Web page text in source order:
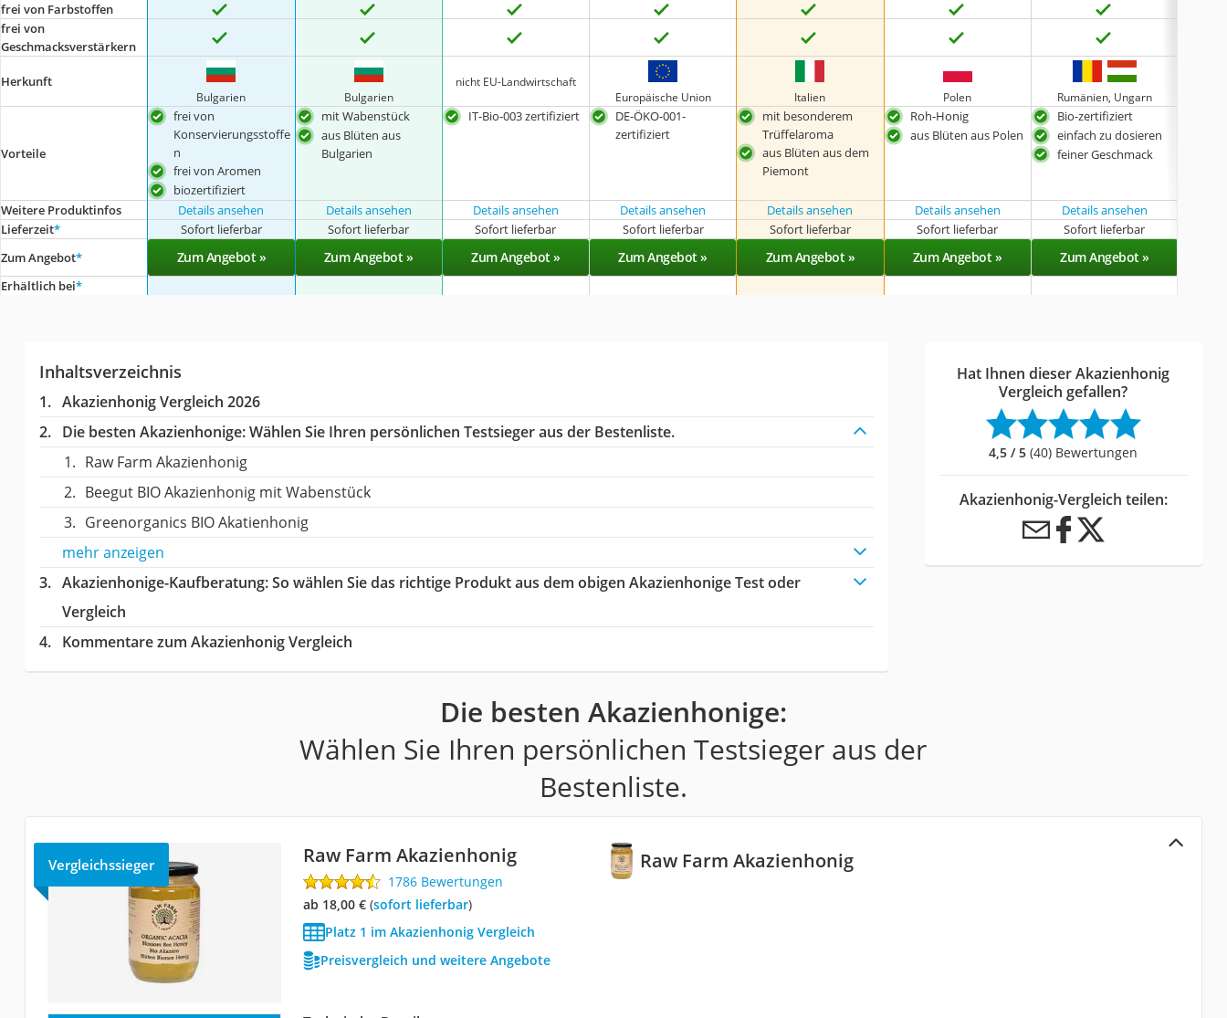
frei von Farbstoffen
frei von
Geschmacksverstärkern
Herkunft
Bulgarien Bulgarien
nicht EU-Landwirtschaft
Europäische Union
Italien Polen Rumänien, Ungarn
Vorteile
frei von
Konservierungsstoffe
n
frei von Aromen
biozertifiziert
mit Wabenstück
aus Blüten aus
Bulgarien
IT-Bio-003 zertifiziert
DE-ÖKO-001-
zertifiziert
mit besonderem
Trüffelaroma
aus Blüten aus dem
Piemont
Roh-Honig
aus Blüten aus Polen
Bio-zertifiziert
einfach zu dosieren
feiner Geschmack
Weitere Produktinfos Details ansehen Details ansehen Details ansehen Details ansehen Details ansehen Details ansehen
Details ansehen
Lieferzeit* Sofort lieferbar Sofort lieferbar Sofort lieferbar Sofort lieferbar Sofort lieferbar Sofort lieferbar Sofort lieferbar
Zum Angebot* Zum Angebot » Zum Angebot » Zum Angebot » Zum Angebot » Zum Angebot » Zum Angebot » Zum Angebot »
Erhältlich bei*
Inhaltsverzeichnis
Akazienhonig Vergleich 2026
Die besten Akazienhonige:Wählen Sie Ihren persönlichen Testsieger aus der Bestenliste.
Raw Farm Akazienhonig
Beegut BIO Akazienhonig mit Wabenstück
Greenorganics BIO Akatienhonig
mehr anzeigen
Akazienhonige-Kaufberatung: So wählen Sie das richtige Produkt aus dem obigen Akazienhonige Test oder
Vergleich
Kommentare zum Akazienhonig Vergleich
Hat Ihnen dieser Akazienhonig
Vergleich gefallen?
4,5 / 5 (40) Bewertungen
Akazienhonig-Vergleich teilen:
Die besten Akazienhonige:
Wählen Sie Ihren persönlichen Testsieger aus der
Bestenliste.
Raw Farm Akazienhonig
Vergleichssieger Raw Farm Akazienhonig
1786 Bewertungen
ab 18,00 €( Sofort lieferbar)
Platz 1 im Akazienhonig Vergleich
Preisvergleich und weitere Angebote